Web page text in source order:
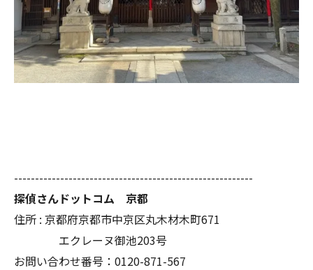
---------------------------------------------------------
探偵さんドットコム 京都
住所 : 京都府京都市中京区丸木材木町671
エクレーヌ御池203号
お問い合わせ番号：0120-871-567